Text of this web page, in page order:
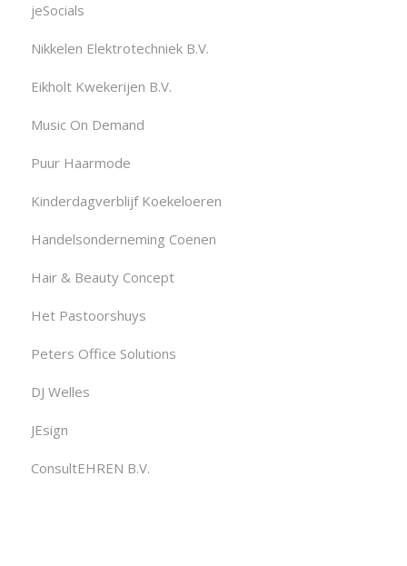
jeSocials
Nikkelen Elektrotechniek B.V.
Eikholt Kwekerijen B.V.
Music On Demand
Puur Haarmode
Kinderdagverblijf Koekeloeren
Handelsonderneming Coenen
Hair & Beauty Concept
Het Pastoorshuys
Peters Office Solutions
DJ Welles
JEsign
ConsultEHREN B.V.